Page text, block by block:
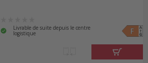
Livrable de suite depuis le centre
logistique